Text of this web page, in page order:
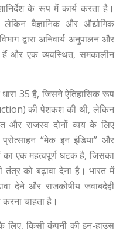
के रूप में कार्य करता है।
लेकिन वैज्ञानिक और औद्योगिक
द्वारा अनिवार्य अनुपालन और
और एक व्यवस्थित, समकालीन
35 है, जिसने ऐतिहासिक रूप
की पेशकश की थी, लेकिन
और राजस्व दोनों व्यय के लिए
“मेक इन इंडिया” और
का एक महत्वपूर्ण घटक है, जिसका
तंत्र को बढ़ावा देना है। भारत में
देने और राजकोषीय जवाबदेही
चाहता है।
लिए, किसी कंपनी की इन-हाउस